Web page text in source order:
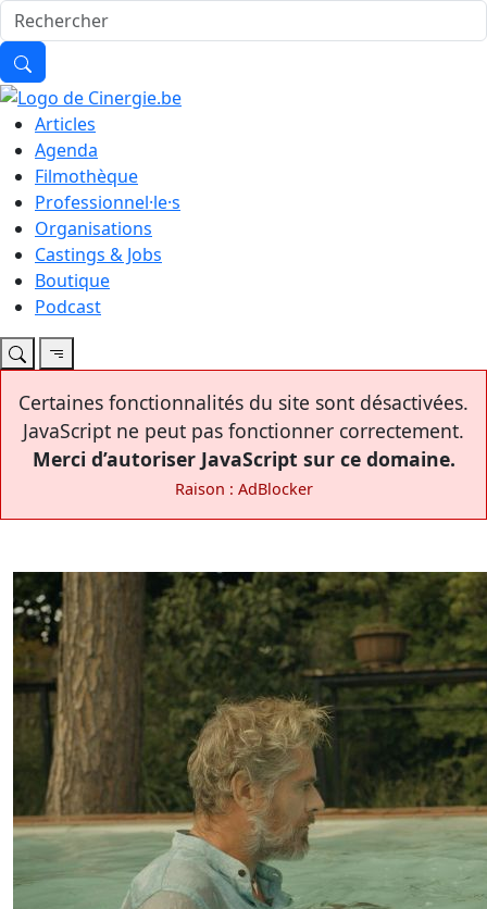
Articles
Agenda
Filmothèque
Professionnel·le·s
Organisations
Castings & Jobs
Boutique
Podcast
Certaines fonctionnalités du site sont désactivées.
JavaScript ne peut pas fonctionner correctement.
Merci d’autoriser JavaScript sur ce domaine.
Raison : AdBlocker